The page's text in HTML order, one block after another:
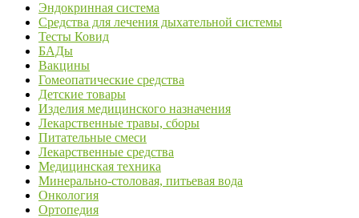
Эндокринная система
Средства для лечения дыхательной системы
Тесты Ковид
БАДы
Вакцины
Гомеопатические средства
Детские товары
Изделия медицинского назначения
Лекарственные травы, сборы
Питательные смеси
Лекарственные средства
Медицинская техника
Минерально-столовая, питьевая вода
Онкология
Ортопедия